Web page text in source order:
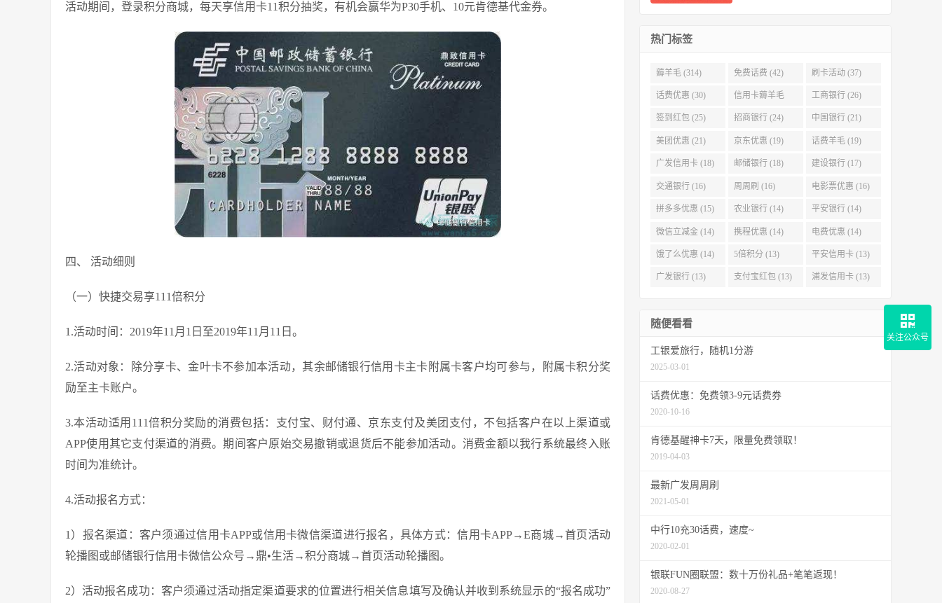
活动期间，登录积分商城，每天享信用卡11积分抽奖，有机会赢华为P30手机、10元肯德基代金券。
四、 活动细则
（一）快捷交易享111倍积分
1.活动时间：2019年11月1日至2019年11月11日。
2.活动对象：除分享卡、金叶卡不参加本活动，其余邮储银行信用卡主卡附属卡客户均可参与，附属卡积分奖
励至主卡账户。
3.本活动适用111倍积分奖励的消费包括：支付宝、财付通、京东支付及美团支付，不包括客户在以上渠道或
APP使用其它支付渠道的消费。期间客户原始交易撤销或退货后不能参加活动。消费金额以我行系统最终入账
时间为准统计。
4.活动报名方式：
1）报名渠道：客户须通过信用卡APP或信用卡微信渠道进行报名，具体方式：信用卡APP→E商城→首页活动
轮播图或邮储银行信用卡微信公众号→鼎•生活→积分商城→首页活动轮播图。
2）活动报名成功：客户须通过活动指定渠道要求的位置进行相关信息填写及确认并收到系统显示的“报名成功”
热门标签
薅羊毛 (314) 免费话费 (42) 刷卡活动 (37)
话费优惠 (30) 信用卡薅羊毛
(29)
工商银行 (26)
签到红包 (25) 招商银行 (24) 中国银行 (21)
美团优惠 (21) 京东优惠 (19) 话费羊毛 (19)
广发信用卡 (18) 邮储银行 (18) 建设银行 (17)
交通银行 (16) 周周刷 (16) 电影票优惠 (16)
拼多多优惠 (15) 农业银行 (14) 平安银行 (14)
微信立减金 (14) 携程优惠 (14) 电费优惠 (14)
饿了么优惠 (14) 5倍积分 (13) 平安信用卡 (13)
广发银行 (13) 支付宝红包 (13) 浦发信用卡 (13)
随便看看
工银爱旅行，随机1分游
2025-03-01
话费优惠：免费领3-9元话费券
2020-10-16
肯德基醒神卡7天，限量免费领取！
2019-04-03
最新广发周周刷
2021-05-01
中行10充30话费，速度~
2020-02-01
银联FUN圈联盟：数十万份礼品+笔笔返现！
2020-08-27
关注公众号